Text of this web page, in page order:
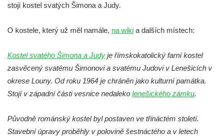
dominikánů v Českých Budějovicích
Dělnická v Kamenném Újezdě
Bývalý kostel svatých Filipa a Jakuba na
náměstí J. V. Kamarýta ve Velešíně
Kaple na hřbitově ve Velešíně
stojí kostel svatých Šimona a Judy.
O kostele, který už měl namále, na wiki a dalších místech:
Kostel svatého Šimona a Judy je římskokatolický farní kostel
zasvěcený svatému Šimonovi a svatému Judovi v Lenešicích v
okrese Louny. Od roku 1964 je chráněn jako kulturní památka.
Stojí v západní části vesnice nedaleko lenešického zámku.
Původně románský kostel byl postaven ve třináctém století.
Stavební úpravy proběhly v polovině šestnáctého a v letech